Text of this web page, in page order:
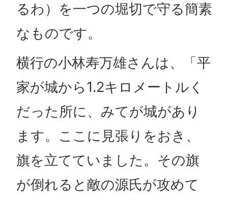
るわ）を一つの堀切で守る簡素
なものです。
横行の小林寿万雄さんは、「平
家が城から1.2キロメートルく
だった所に、みてが城があり
ます。ここに見張りをおき、
旗を立てていました。その旗
が倒れると敵の源氏が攻めて